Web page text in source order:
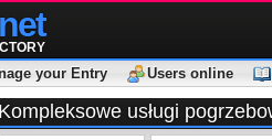
your Entry
Users online
Kompleksowe usługi